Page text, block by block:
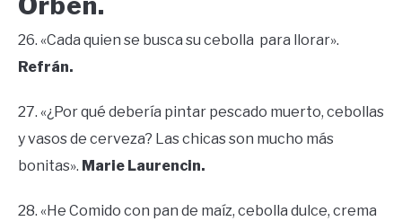
26. «Cada quien se busca su cebolla para llorar».
Refrán.
27. «¿Por qué debería pintar pescado muerto, cebollas
y vasos de cerveza? Las chicas son mucho más
bonitas». Marie Laurencin.
28. «He Comido con pan de maíz, cebolla dulce, crema